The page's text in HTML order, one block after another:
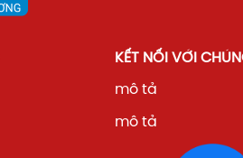
KẾT NỐI VỚI
mô tả
mô tả